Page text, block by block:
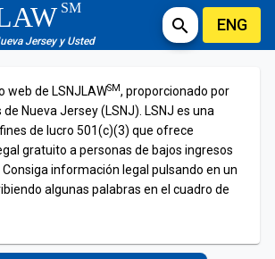
SM
Jersey y Usted
search ENG
web de LSNJLAWSM, proporcionado por
Nueva Jersey (LSNJ). LSNJ es una
de lucro 501(c)(3) que ofrece
gratuito a personas de bajos ingresos
Consiga información legal pulsando en un
algunas palabras en el cuadro de